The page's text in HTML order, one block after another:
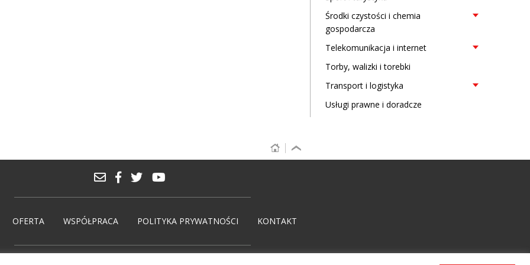
Środki czystości i chemia
gospodarcza
Telekomunikacja i internet
Torby, walizki i torebki
Transport i logistyka
Usługi prawne i doradcze
OFERTA WSPÓŁPRACA POLITYKA PRYWATNOŚCI KONTAKT